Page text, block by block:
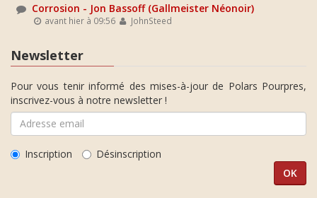
Corrosion - Jon Bassoff (Gallmeister Néonoir)
avant hier à 09:56 JohnSteed
Newsletter
Pour vous tenir informé des mises-à-jour de Polars Pourpres,
inscrivez-vous à notre newsletter !
Inscription Désinscription